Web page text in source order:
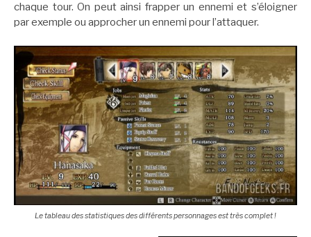
chaque tour. On peut ainsi frapper un ennemi et s’éloigner
par exemple ou approcher un ennemi pour l’attaquer.
Le tableau des statistiques des différents personnages est très complet !